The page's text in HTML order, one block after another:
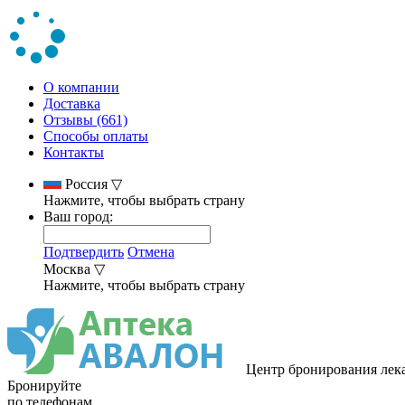
О компании
Доставка
Отзывы (661)
Способы оплаты
Контакты
Россия ▽
Нажмите, чтобы выбрать страну
Ваш город:
Подтвердить Отмена
Москва ▽
Нажмите, чтобы выбрать страну
Центр бронирования
Бронируйте
по телефонам